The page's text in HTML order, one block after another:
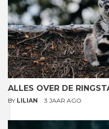
ALLES OVER DE
BY LILIAN 3 JAAR AGO